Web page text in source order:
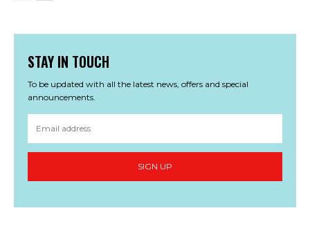
STAY IN TOUCH
To be updated with all the latest news, offers and special
announcements.
SIGN UP